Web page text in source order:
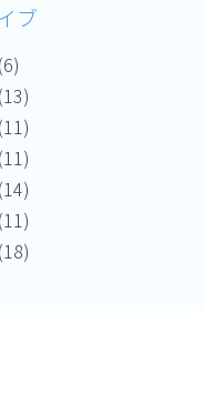
ブ
(6)
(13)
(11)
(11)
(14)
(11)
(18)